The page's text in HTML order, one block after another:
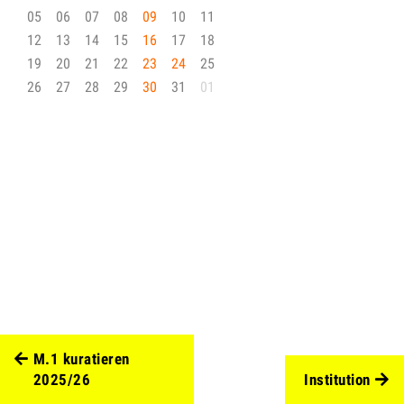
05
06 07 08 09 10
11
12
13 14 15 16 17
18
19
20 21 22 23 24
25
26
27 28 29 30 31 01
M.1 kuratieren
2025/26
Institution